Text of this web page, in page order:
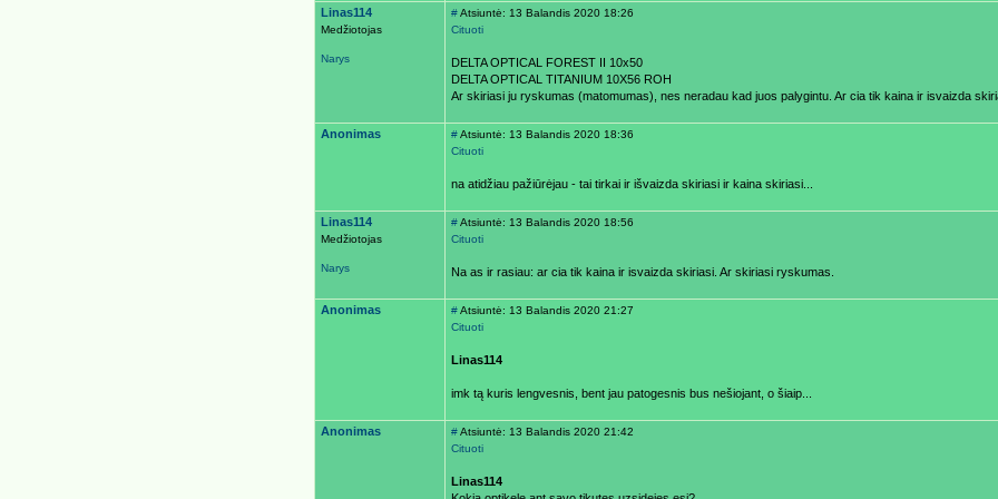
Linas114
Medžiotojas
Narys
#Atsiuntė: 13 Balandis 2020 18:26
Cituoti
DELTA OPTICAL FOREST II 10x50
DELTA OPTICAL TITANIUM 10X56 ROH
Ar skiriasi ju ryskumas (matomumas), nes neradau kad juos palygintu. Ar cia tik kaina ir isvaizda
Anonimas #Atsiuntė: 13 Balandis 2020 18:36
Cituoti
na atidžiau pažiūrėjau - tai tirkai ir išvaizda skiriasi ir kaina skiriasi...
Linas114
Medžiotojas
Narys
#Atsiuntė: 13 Balandis 2020 18:56
Cituoti
Na as ir rasiau: ar cia tik kaina ir isvaizda skiriasi. Ar skiriasi ryskumas.
Anonimas #Atsiuntė: 13 Balandis 2020 21:27
Cituoti
Linas114
imk tą kuris lengvesnis, bent jau patogesnis bus nešiojant, o šiaip...
Anonimas #Atsiuntė: 13 Balandis 2020 21:42
Cituoti
Linas114